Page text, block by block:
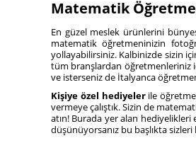
Matematik
En güzel meslek ürünlerini
matematik öğretmeninizin
yollayabilirsiniz. Kalbinizde sizin
tüm branşlardan öğretmenleriniz
ve isterseniz de İtalyanca
Kişiye özel hediyelerile
vermeye çalıştık. Sizin de
atın! Burada yer alan
düşünüyorsanız bu başlıkta